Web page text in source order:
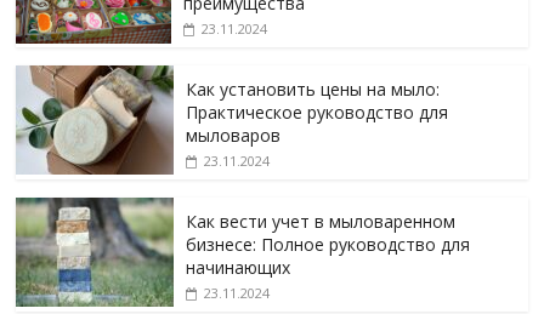
23.11.2024
Как установить цены на мыло:
Практическое руководство для
мыловаров
23.11.2024
Как вести учет в мыловаренном
бизнесе: Полное руководство для
начинающих
23.11.2024